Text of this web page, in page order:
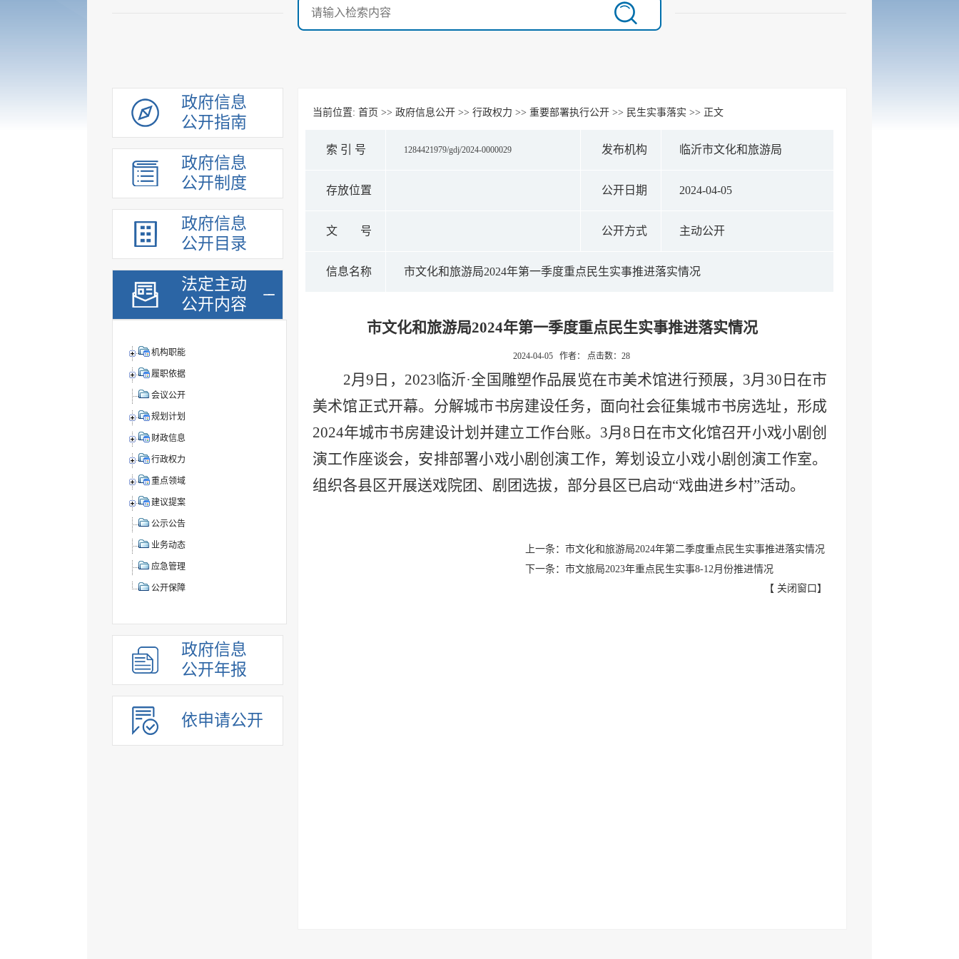
政府信息
公开指南
政府信息
公开制度
政府信息
公开目录
法定主动
公开内容
机构职能
履职依据
会议公开
规划计划
财政信息
行政权力
重点领域
建议提案
公示公告
业务动态
应急管理
公开保障
政府信息
公开年报
依申请公开
当前位置: 首页 >> 政府信息公开 >> 行政权力 >> 重要部署执行公开 >> 民生实事落实 >> 正文
索 引 号 1284421979/gdj/2024-0000029 发布机构 临沂市文化和旅游局
存放位置 公开日期 2024-04-05
文 号 公开方式 主动公开
信息名称 市文化和旅游局2024年第一季度重点民生实事推进落实情况
市文化和旅游局2024年第一季度重点民生实事推进落实情况
2024-04-05 作者： 点击数： 28
2月9日，2023临沂·全国雕塑作品展览在市美术馆进行预展，3月30日在市
美术馆正式开幕。分解城市书房建设任务，面向社会征集城市书房选址，形成
2024年城市书房建设计划并建立工作台账。3月8日在市文化馆召开小戏小剧创
演工作座谈会，安排部署小戏小剧创演工作，筹划设立小戏小剧创演工作室。
组织各县区开展送戏院团、剧团选拔，部分县区已启动“戏曲进乡村”活动。
上一条：市文化和旅游局2024年第二季度重点民生实事推进落实情况
下一条：市文旅局2023年重点民生实事8-12月份推进情况
【 关闭窗口 】